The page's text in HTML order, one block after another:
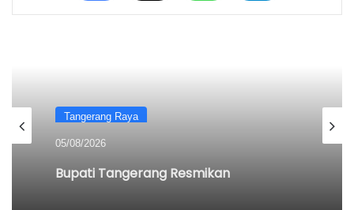
Tangerang Raya
05/08/2026
Pembangunan Rumah Tak Layak Huni